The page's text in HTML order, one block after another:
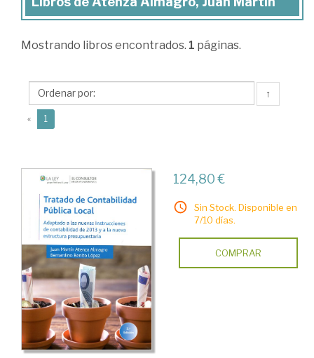
Libros
Atenza
Juan
Martín
Mostrando libros encontrados. 1 páginas.
↑
« 1
124,80 €
Sin Stock. Disponible en
7/10 días.
COMPRAR